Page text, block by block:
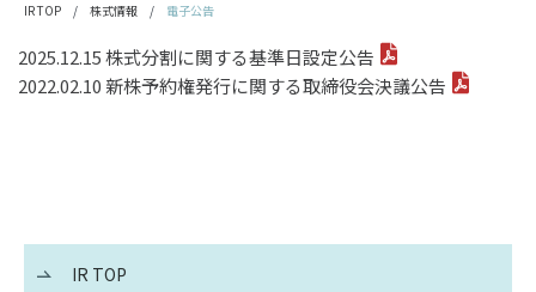
IR TOP / 株式情報 / 電子公告
2025.12.15 株式分割に関する基準日設定公告
2022.02.10 新株予約権発行に関する取締役会決議公告
IR TOP